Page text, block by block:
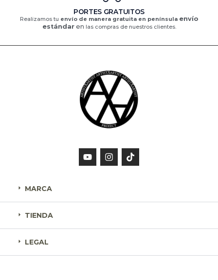
PORTES GRATUITOS
Realizamos tu envío de manera gratuita en península envío
estándaren las compras de nuestros clientes.
MARCA
TIENDA
LEGAL